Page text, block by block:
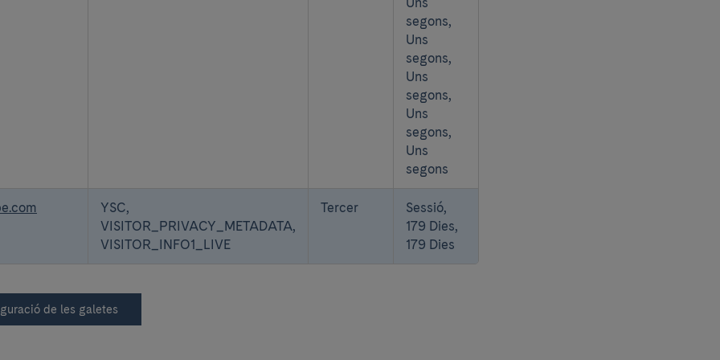
segons,
Uns
segons,
Uns
segons,
Uns
segons,
Uns
segons
YSC,
VISITOR_PRIVACY_METADATA,
VISITOR_INFO1_LIVE
Tercer
Sessió,
179 Dies,
179 Dies
de les galetes